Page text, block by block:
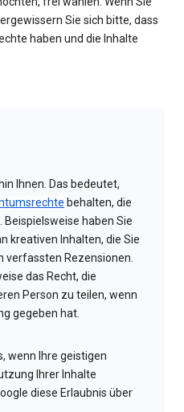
Sie sich bitte, dass
haben und die Inhalte
Ihnen. Das bedeutet,
behalten, die
Beispielsweise haben Sie
kreativen Inhalten, die Sie
verfassten Rezensionen.
das Recht, die
Person zu teilen, wenn
gegeben hat.
wenn Ihre geistigen
Ihrer Inhalte
diese Erlaubnis über